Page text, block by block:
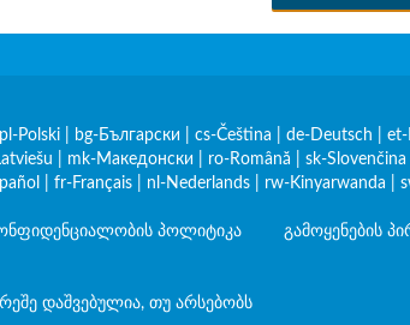
pl-Polski bg-Български cs-Čeština de-Deutsch et-
mk-Македонски ro-Română sk-Slovenčina
fr-Français nl-Nederlands rw-Kinyarwanda
პოლიტიკა გამოყენების
დაშვებულია, თუ არსებობს